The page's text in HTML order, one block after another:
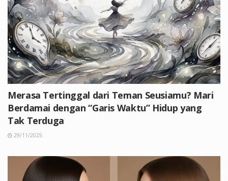
Merasa Tertinggal dari Teman Seusiamu? Mari
Berdamai dengan “Garis Waktu” Hidup yang
Tak Terduga
29/11/2025